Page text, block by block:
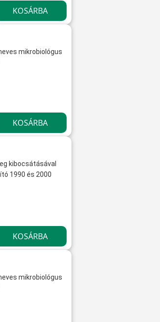
mikrobiológus
kibocsátásával
1990 és 2000
mikrobiológus